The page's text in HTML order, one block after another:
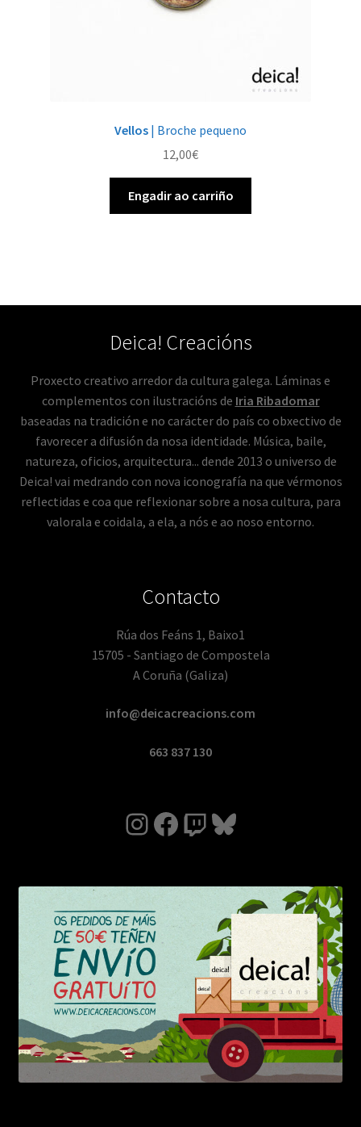
Vellos | Broche pequeno
12,00€
Engadir ao carriño
Deica! Creacións
Proxecto creativo arredor da cultura galega. Láminas e
complementos con ilustracións de Iria Ribadomar
baseadas na tradición e no carácter do país co obxectivo de
favorecer a difusión da nosa identidade. Música, baile,
natureza, oficios, arquitectura... dende 2013 o universo de
Deica! vai medrando con nova iconografía na que vérmonos
reflectidas e coa que reflexionar sobre a nosa cultura, para
valorala e coidala, a ela, a nós e ao noso entorno.
Contacto
Rúa dos Feáns 1, Baixo1
15705 - Santiago de Compostela
A Coruña (Galiza)
info@deicacreacions.com
663 837 130
Instagram
Facebook
TwitchBluesky